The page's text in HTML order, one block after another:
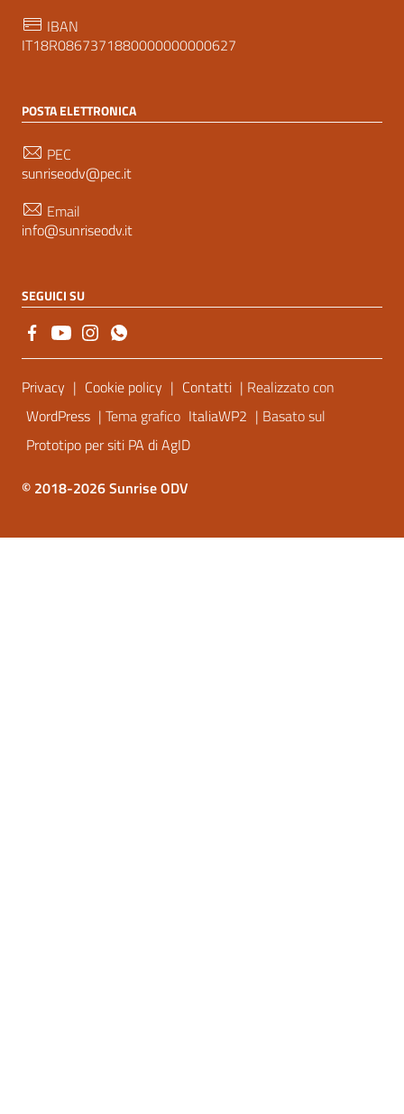
IBAN
IT18R0867371880000000000627
POSTA ELETTRONICA
PEC
sunriseodv@pec.it
Email
info@sunriseodv.it
SEGUICI SU
Sezione Link Utili
Privacy | Cookie policy | Contatti | Realizzato con
WordPress | Tema grafico ItaliaWP2 | Basato sul
Prototipo per siti PA di AgID
© 2018-2026 Sunrise ODV